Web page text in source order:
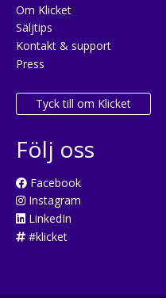
Om Klicket
Säljtips
Kontakt & support
Press
Tyck till om Klicket
Följ oss
Facebook
Instagram
LinkedIn
#klicket